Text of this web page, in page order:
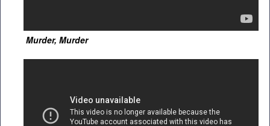
Murder, Murder